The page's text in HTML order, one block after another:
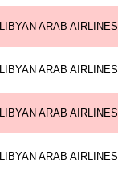
LIBYAN ARAB AIRLINES
LIBYAN ARAB AIRLINES
LIBYAN ARAB AIRLINES
LIBYAN ARAB AIRLINES